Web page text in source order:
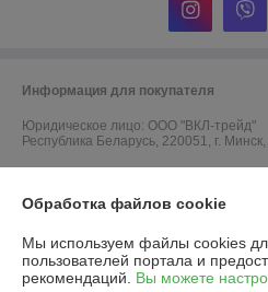
Информация для покупателя
Юридическое лицо: ООО "ВКЛ-трейд"
Республика Беларусь, 220051, г.
УНП: 192825675
Регистрационный орган: Минский
Дата регистрации компании:
Обработка файлов cookie
Мы используем файлы cookies
пользователей портала и
рекомендаций. Вы можете